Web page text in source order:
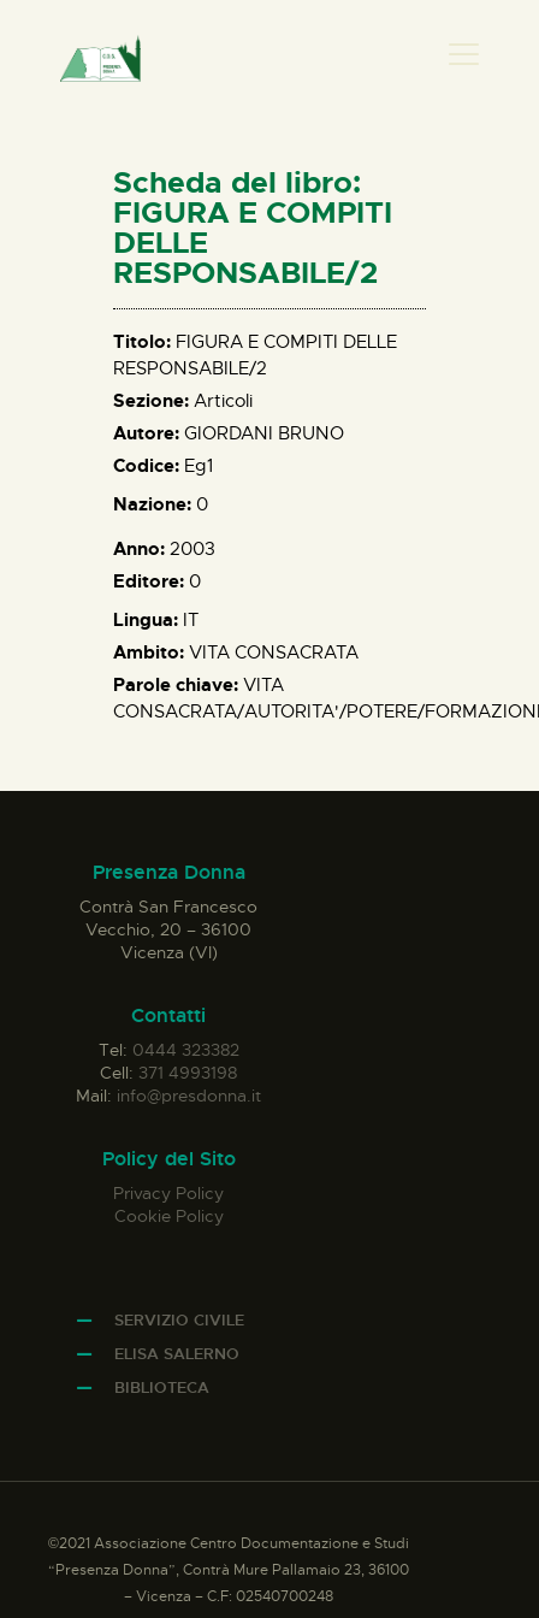
HOME
CHI SIAMO
NEWS
PERCORSI
ELISA SALERNO
CONTATTI
Scheda del libro:
FIGURA E COMPITI
DELLE
RESPONSABILE/2
Titolo: FIGURA E COMPITI DELLE
RESPONSABILE/2
Sezione: Articoli
Autore: GIORDANI BRUNO
Codice: Eg1
Nazione: 0
Anno: 2003
Editore: 0
Lingua: IT
Ambito: VITA CONSACRATA
Parole chiave: VITA
CONSACRATA/AUTORITA'/POTERE/
Presenza Donna
Contrà San Francesco
Vecchio, 20 – 36100
Vicenza (VI)
Contatti
Tel: 0444 323382
Cell: 371 4993198
Mail: info@presdonna.it
Policy del Sito
Privacy Policy
Cookie Policy
SERVIZIO CIVILE
ELISA SALERNO
BIBLIOTECA
©2021 Associazione Centro Documentazione e Studi
“Presenza Donna”, Contrà Mure Pallamaio 23, 36100
– Vicenza – C.F: 02540700248